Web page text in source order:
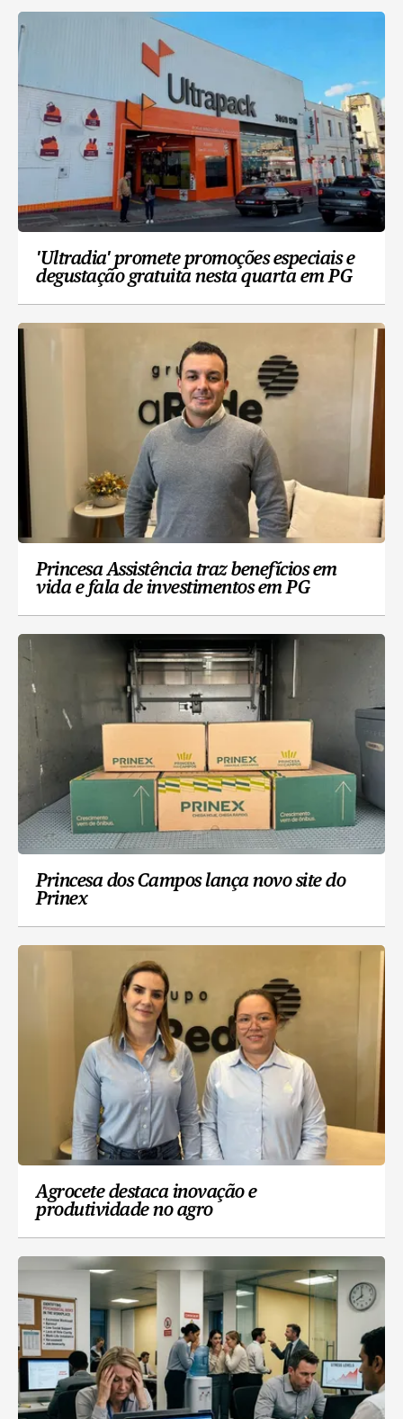
'Ultradia' promete promoções especiais e
degustação gratuita nesta quarta em PG
Princesa Assistência traz benefícios em
vida e fala de investimentos em PG
Princesa dos Campos lança novo site do
Prinex
Agrocete destaca inovação e
produtividade no agro